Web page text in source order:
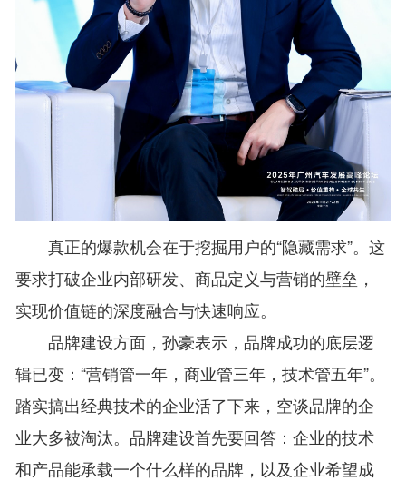
真正的爆款机会在于挖掘用户的“隐藏需求”。这
要求打破企业内部研发、商品定义与营销的壁垒，
实现价值链的深度融合与快速响应。
品牌建设方面，孙豪表示，品牌成功的底层逻
辑已变：“营销管一年，商业管三年，技术管五年”。
踏实搞出经典技术的企业活了下来，空谈品牌的企
业大多被淘汰。品牌建设首先要回答：企业的技术
和产品能承载一个什么样的品牌，以及企业希望成